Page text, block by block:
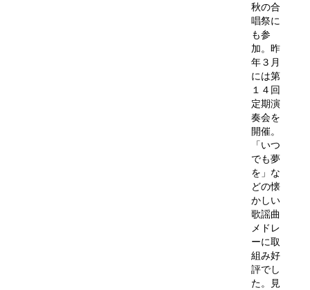
秋の合
唱祭に
も参
加。昨
年３月
には第
１４回
定期演
奏会を
開催。
「いつ
でも夢
を」な
どの懐
かしい
歌謡曲
メドレ
ーに取
組み好
評でし
た。見